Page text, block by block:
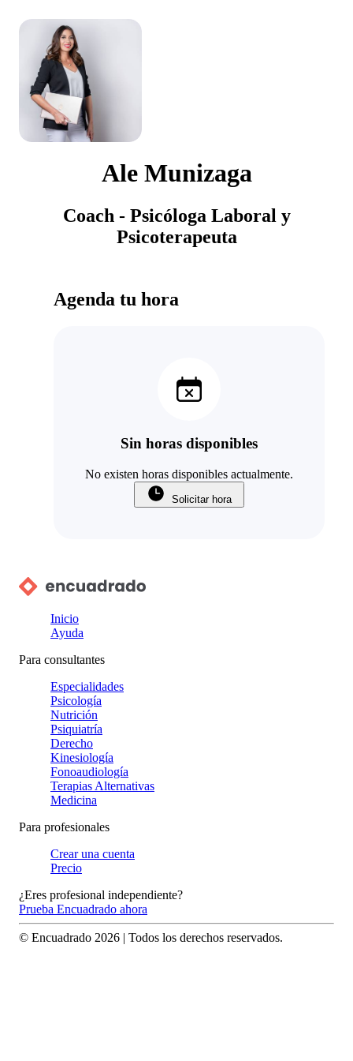
Ale Munizaga
Coach - Psicóloga Laboral y
Psicoterapeuta
Agenda tu hora
Sin horas disponibles
No existen horas disponibles actualmente.
Solicitar hora
Inicio
Ayuda
Para consultantes
Especialidades
Psicología
Nutrición
Psiquiatría
Derecho
Kinesiología
Fonoaudiología
Terapias Alternativas
Medicina
Para profesionales
Crear una cuenta
Precio
¿Eres profesional independiente?
Prueba Encuadrado ahora
© Encuadrado 2026 | Todos los derechos reservados.